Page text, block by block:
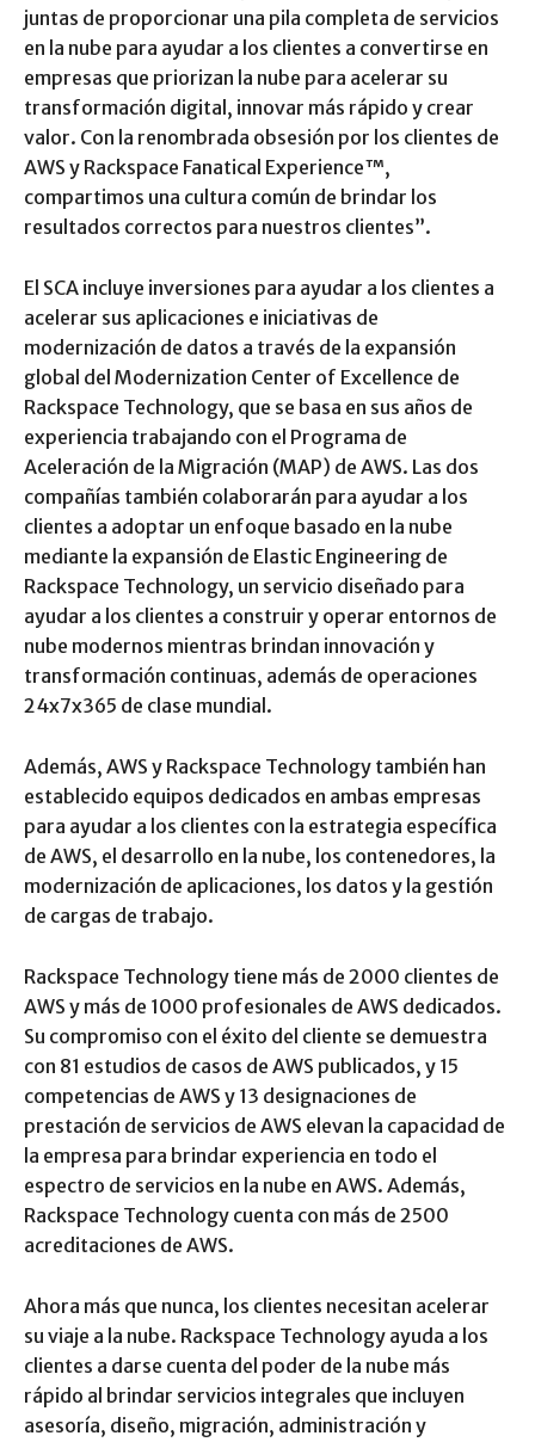
juntas de proporcionar una pila completa de servicios
en la nube para ayudar a los clientes a convertirse en
empresas que priorizan la nube para acelerar su
transformación digital, innovar más rápido y crear
valor. Con la renombrada obsesión por los clientes de
AWS y Rackspace Fanatical Experience™,
compartimos una cultura común de brindar los
resultados correctos para nuestros clientes”.
El SCA incluye inversiones para ayudar a los clientes a
acelerar sus aplicaciones e iniciativas de
modernización de datos a través de la expansión
global del Modernization Center of Excellence de
Rackspace Technology, que se basa en sus años de
experiencia trabajando con el Programa de
Aceleración de la Migración (MAP) de AWS. Las dos
compañías también colaborarán para ayudar a los
clientes a adoptar un enfoque basado en la nube
mediante la expansión de Elastic Engineering de
Rackspace Technology, un servicio diseñado para
ayudar a los clientes a construir y operar entornos de
nube modernos mientras brindan innovación y
transformación continuas, además de operaciones
24x7x365 de clase mundial.
Además, AWS y Rackspace Technology también han
establecido equipos dedicados en ambas empresas
para ayudar a los clientes con la estrategia específica
de AWS, el desarrollo en la nube, los contenedores, la
modernización de aplicaciones, los datos y la gestión
de cargas de trabajo.
Rackspace Technology tiene más de 2000 clientes de
AWS y más de 1000 profesionales de AWS dedicados.
Su compromiso con el éxito del cliente se demuestra
con 81 estudios de casos de AWS publicados, y 15
competencias de AWS y 13 designaciones de
prestación de servicios de AWS elevan la capacidad de
la empresa para brindar experiencia en todo el
espectro de servicios en la nube en AWS. Además,
Rackspace Technology cuenta con más de 2500
acreditaciones de AWS.
Ahora más que nunca, los clientes necesitan acelerar
su viaje a la nube. Rackspace Technology ayuda a los
clientes a darse cuenta del poder de la nube más
rápido al brindar servicios integrales que incluyen
asesoría, diseño, migración, administración y